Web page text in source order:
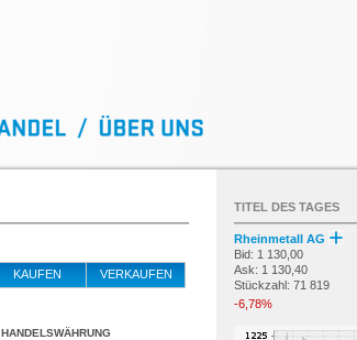
KAUFEN VERKAUFEN
HANDELSWÄHRUNG
TITEL DES TAGES
Rheinmetall AG
Bid: 1 130,00
Ask: 1 130,40
Stückzahl: 71 819
-6,78%